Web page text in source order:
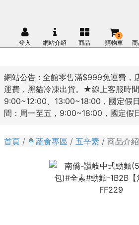
網站公告 : 全館零售滿$999免運費，
運費，黑貓冷凍出貨。★線上客服時間
9:00~12:00、13:00~18:00，國定假
間：周一至五，9:00~18:00，國定假
登入 網站介紹 商品 購物車
0
首頁 🥦蔬食專區 五辛素 商品介紹